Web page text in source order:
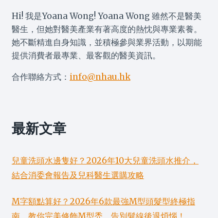
Hi! 我是Yoana Wong! Yoana Wong 雖然不是醫美
醫生，但她對醫美產業有著高度的熱忱與專業素養。
她不斷精進自身知識，並積極參與業界活動，以期能
提供消費者最專業、最客觀的醫美資訊。
合作聯絡方式： info@nhau.hk
最新文章
兒童洗頭水邊隻好？2026年10大兒童洗頭水推介，
結合消委會報告及兒科醫生選購攻略
M字額點算好？2026年6款最強M型頭髮型終極指
南，教你完美修飾M型禿、告別髮線後退煩惱！